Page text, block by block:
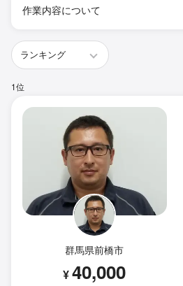
作業内容について
1位
群馬県前橋市
¥40,000